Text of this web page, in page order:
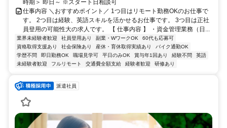
時期＞ 即日～ ※スタート日相談可
仕事内容 ＼おすすめポイント／ 1つ目はリモート勤務OKのお仕事で
す。 2つ目は経験、英語スキルを活かせるお仕事です。 3つ目は正社
員登用の可能性大の求人です。 【 仕事内容 】 ・資金管理業務（日...
業界未経験者歓迎 社員登用あり 副業・WワークOK
60代も応募可
資格取得支援あり
社会保険あり 産休・育休取得実績あり
バイク通勤OK
学歴不問
即日勤務OK 職場見学可 平日のみOK 賞与年1回あり 経験不問
英語
未経験者歓迎
フルリモート 交通費全額支給 経験者歓迎 研修あり
派遣社員